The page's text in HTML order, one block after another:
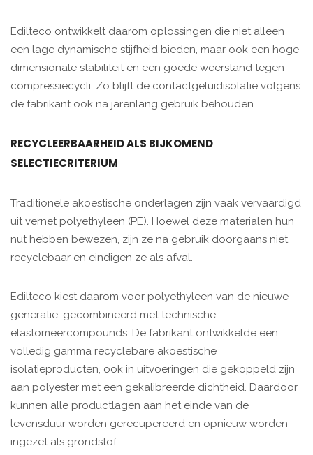
Edilteco ontwikkelt daarom oplossingen die niet alleen
een lage dynamische stijfheid bieden, maar ook een hoge
dimensionale stabiliteit en een goede weerstand tegen
compressiecycli. Zo blijft de contactgeluidisolatie volgens
de fabrikant ook na jarenlang gebruik behouden.
RECYCLEERBAARHEID ALS BIJKOMEND
SELECTIECRITERIUM
Traditionele akoestische onderlagen zijn vaak vervaardigd
uit vernet polyethyleen (PE). Hoewel deze materialen hun
nut hebben bewezen, zijn ze na gebruik doorgaans niet
recyclebaar en eindigen ze als afval.
Edilteco kiest daarom voor polyethyleen van de nieuwe
generatie, gecombineerd met technische
elastomeercompounds. De fabrikant ontwikkelde een
volledig gamma recyclebare akoestische
isolatieproducten, ook in uitvoeringen die gekoppeld zijn
aan polyester met een gekalibreerde dichtheid. Daardoor
kunnen alle productlagen aan het einde van de
levensduur worden gerecupereerd en opnieuw worden
ingezet als grondstof.